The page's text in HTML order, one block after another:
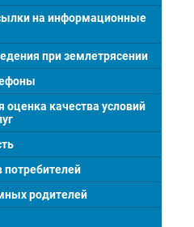
на информационные
при землетрясении
оценка качества условий
родителей